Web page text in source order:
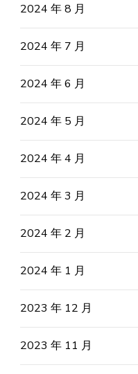
2024 年 8 月
2024 年 7 月
2024 年 6 月
2024 年 5 月
2024 年 4 月
2024 年 3 月
2024 年 2 月
2024 年 1 月
2023 年 12 月
2023 年 11 月